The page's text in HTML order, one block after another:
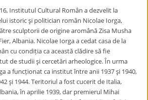
Institutul Cultural Român a dezvelit la
istoric şi politician român Nicolae Iorga,
sculptorii de origine aromână Zisa Musha
Albania. Nicolae Iorga a cedat casa de la
cu condiția ca această clădire să fie
de studii şi cercetări arheologice. În urma
a funcționat ca institut între anii 1937 şi 1940,
şi 1944. Teritoriul a fost cucerit de Italia,
în aprilie 1939, dar premierul Mihai